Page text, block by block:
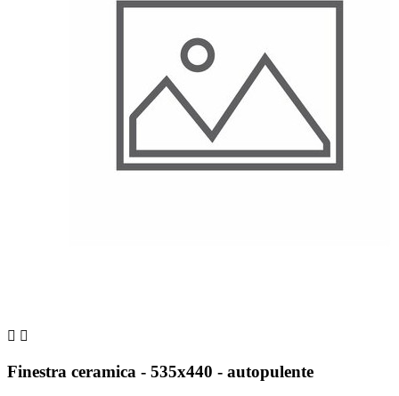
 
Finestra ceramica - 535x440 - autopulente